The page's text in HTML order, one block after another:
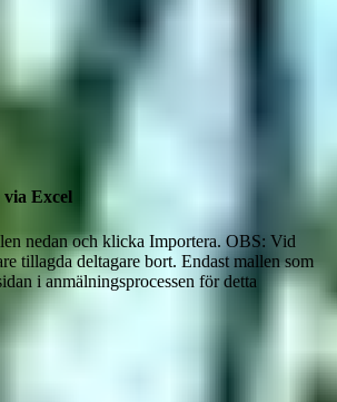
Excel
nedan och klicka Importera. OBS: Vid
tillagda deltagare bort. Endast mallen som
i anmälningsprocessen för detta